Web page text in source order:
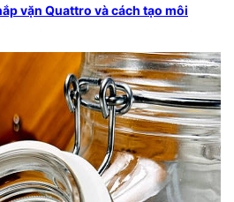
vặn Quattro và cách tạo môi